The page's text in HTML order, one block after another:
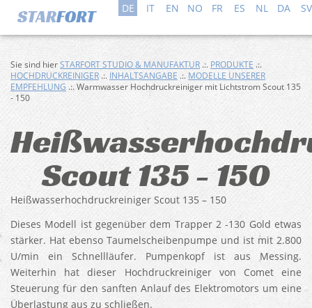
DE IT EN NO FR ES NL DA SV
Sie sind hierSTARFORT STUDIO & MANUFAKTUR .:. PRODUKTE .:.
HOCHDRUCKREINIGER .:. INHALTSANGABE .:. MODELLE UNSERER
EMPFEHLUNG .:. Warmwasser Hochdruckreiniger mit Lichtstrom Scout 135
- 150
Scout 135 - 150
Heißwasserhochdruckreiniger Scout 135 – 150
Dieses Modell ist gegenüber dem Trapper 2 -130 Gold etwas
stärker. Hat ebenso Taumelscheibenpumpe und ist mit 2.800
U/min ein Schnellläufer. Pumpenkopf ist aus Messing.
Weiterhin hat dieser Hochdruckreiniger von Comet eine
Steuerung für den sanften Anlauf des Elektromotors um eine
Überlastung aus zu schließen.